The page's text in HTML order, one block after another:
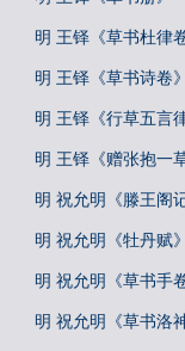
明 王铎《草书杜律卷
明 王铎《草书诗卷》
明 王铎《行草五言
明 王铎《赠张抱一
明 祝允明《滕王阁记
明 祝允明《牡丹赋》
明 祝允明《草书手
明 祝允明《草书洛